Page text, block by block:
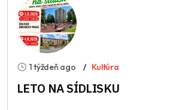
1 týždeň ago Kultúra
LETO NA SÍDLISKU